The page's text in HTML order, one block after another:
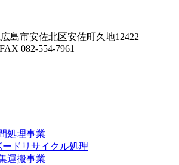
島市安佐北区安佐町久地12422
082-554-7961
処理事業
ードリサイクル処理
運搬事業